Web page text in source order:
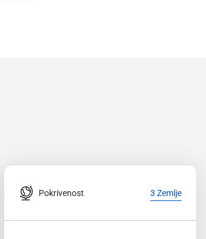
Pokrivenost 3 Zemlje